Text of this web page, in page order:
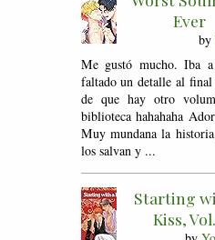
Ever
by
Me gustó mucho. Iba
faltado un detalle al
de que hay otro
biblioteca hahahaha
Muy mundana la
los salvan y ...
Starting
Kiss,